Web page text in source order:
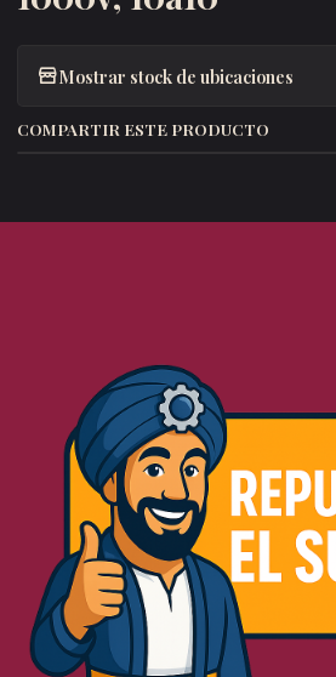
Mostrar stock de ubicaciones
COMPARTIR ESTE PRODUCTO